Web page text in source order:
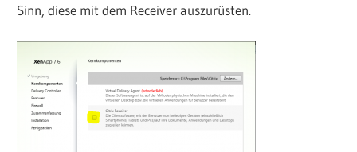
Sinn, diese mit dem Receiver auszurüsten.